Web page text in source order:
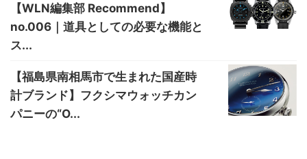
【WLN編集部 Recommend】
no.006｜道具としての必要な機能と
ス...
【福島県南相馬市で生まれた国産時
計ブランド】フクシマウォッチカン
パニーの“O...